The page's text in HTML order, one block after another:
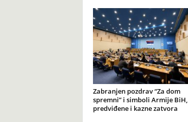
Zabranjen pozdrav “Za dom
spremni” i simboli Armije BiH,
predviđene i kazne zatvora